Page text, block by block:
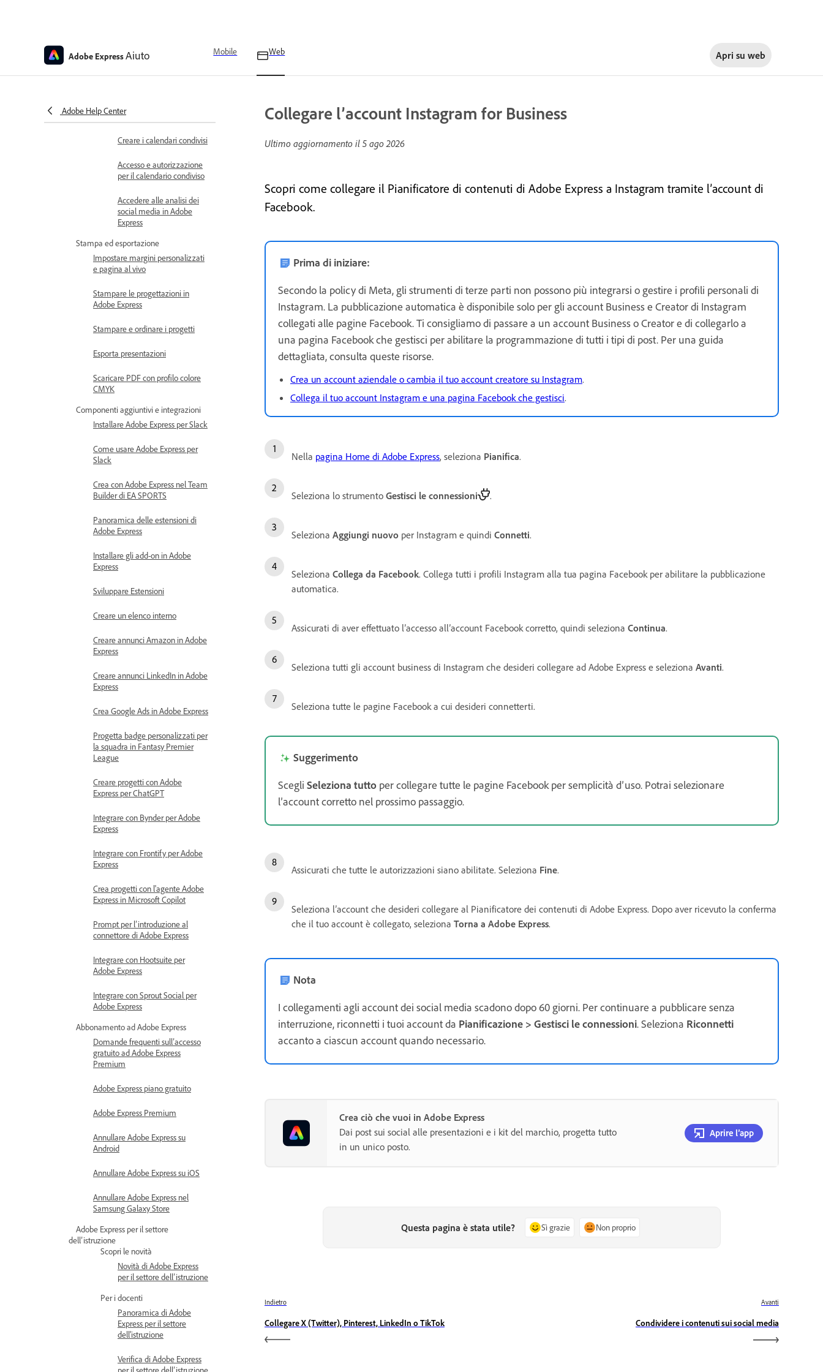
Adobe ExpressAiuto Mobile Web Apri su web
Adobe Help Center
Specifiche dei media per il
Pianificatore dei contenuti
Creare i calendari condivisi
Accesso e autorizzazione
per il calendario condiviso
Accedere alle analisi dei
social media in Adobe
Express
Stampa ed esportazione
Impostare margini personalizzati
e pagina al vivo
Stampare le progettazioni in
Adobe Express
Stampare e ordinare i progetti
Esporta presentazioni
Scaricare PDF con profilo colore
CMYK
Componenti aggiuntivi e integrazioni
Installare Adobe Express per Slack
Come usare Adobe Express per
Slack
Crea con Adobe Express nel Team
Builder di EA SPORTS
Panoramica delle estensioni di
Adobe Express
Installare gli add-on in Adobe
Express
Sviluppare Estensioni
Creare un elenco interno
Creare annunci Amazon in Adobe
Express
Creare annunci LinkedIn in Adobe
Express
Crea Google Ads in Adobe Express
Progetta badge personalizzati per
la squadra in Fantasy Premier
League
Creare progetti con Adobe
Express per ChatGPT
Integrare con Bynder per Adobe
Express
Integrare con Frontify per Adobe
Express
Crea progetti con l'agente Adobe
Express in Microsoft Copilot
Prompt per l’introduzione al
connettore di Adobe Express
Integrare con Hootsuite per
Adobe Express
Integrare con Sprout Social per
Adobe Express
Abbonamento ad Adobe Express
Domande frequenti sull’accesso
gratuito ad Adobe Express
Premium
Adobe Express piano gratuito
Adobe Express Premium
Annullare Adobe Express su
Android
Annullare Adobe Express su iOS
Annullare Adobe Express nel
Samsung Galaxy Store
Adobe Express per il settore
dell’istruzione
Scopri le novità
Novità di Adobe Express
per il settore dell’istruzione
Per i docenti
Panoramica di Adobe
Express per il settore
dell'istruzione
Verifica di Adobe Express
per il settore dell’istruzione
Collegare l’account Instagram for Business
Ultimo aggiornamento il 5 ago 2026
Scopri come collegare il Pianificatore di contenuti di Adobe Express a Instagram tramite l’account di
Facebook.
Prima di iniziare:
Secondo la policy di Meta, gli strumenti di terze parti non possono più integrarsi o gestire i profili personali di
Instagram. La pubblicazione automatica è disponibile solo per gli account Business e Creator di Instagram
collegati alle pagine Facebook. Ti consigliamo di passare a un account Business o Creator e di collegarlo a
una pagina Facebook che gestisci per abilitare la programmazione di tutti i tipi di post. Per una guida
dettagliata, consulta queste risorse.
Crea un account aziendale o cambia il tuo account creatore su Instagram.
Collega il tuo account Instagram e una pagina Facebook che gestisci.
Nella pagina Home di Adobe Express, seleziona Pianifica.
Seleziona lo strumento Gestisci le connessioni .
Seleziona Aggiungi nuovo per Instagram e quindi Connetti.
Seleziona Collega da Facebook. Collega tutti i profili Instagram alla tua pagina Facebook per abilitare la pubblicazione
automatica.
Assicurati di aver effettuato l’accesso all’account Facebook corretto, quindi seleziona Continua.
Seleziona tutti gli account business di Instagram che desideri collegare ad Adobe Express e seleziona Avanti.
Seleziona tutte le pagine Facebook a cui desideri connetterti.
Suggerimento
Scegli Seleziona tutto per collegare tutte le pagine Facebook per semplicità d’uso. Potrai selezionare
l’account corretto nel prossimo passaggio.
Assicurati che tutte le autorizzazioni siano abilitate. Seleziona Fine.
Seleziona l’account che desideri collegare al Pianificatore dei contenuti di Adobe Express. Dopo aver ricevuto la conferma
che il tuo account è collegato, seleziona Torna a Adobe Express.
Nota
I collegamenti agli account dei social media scadono dopo 60 giorni. Per continuare a pubblicare senza
interruzione, riconnetti i tuoi account da Pianificazione > Gestisci le connessioni. Seleziona Riconnetti
accanto a ciascun account quando necessario.
Crea ciò che vuoi in Adobe Express
Dai post sui social alle presentazioni e i kit del marchio, progetta tutto
in un unico posto.
Aprire l’app
Questa pagina è stata utile? Sì grazie Non proprio
Indietro
Collegare X (Twitter), Pinterest, LinkedIn o TikTok
Avanti
Condividere i contenuti sui social media